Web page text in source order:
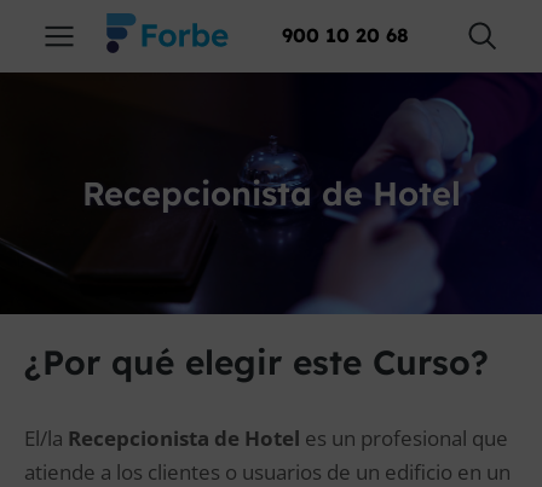
900 10 20 68
Recepcionista de Hotel
¿Por qué elegir este Curso?
El/la Recepcionista de Hotel es un profesional que
atiende a los clientes o usuarios de un edificio en un